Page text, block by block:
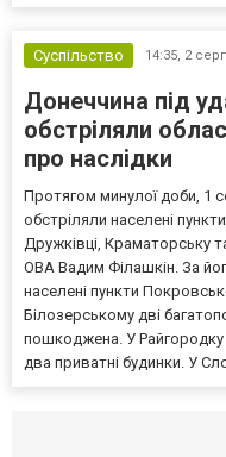
Суспільство 14:35, 2
Донеччина під
обстріляли
про наслідки
Протягом минулої доби, 1
обстріляли населені
Дружківці, Краматорську
ОВА Вадим Філашкін. За
населені пункти
Білозерському дві
пошкоджена. У Райгородку
два приватні будинки. У